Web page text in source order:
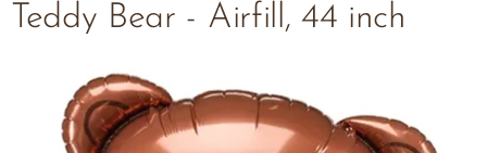
Teddy Bear - Airfill, 44 inch